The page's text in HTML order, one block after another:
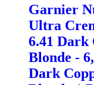
Garnier
Ultra
6.41 Dark
Blonde -
Dark